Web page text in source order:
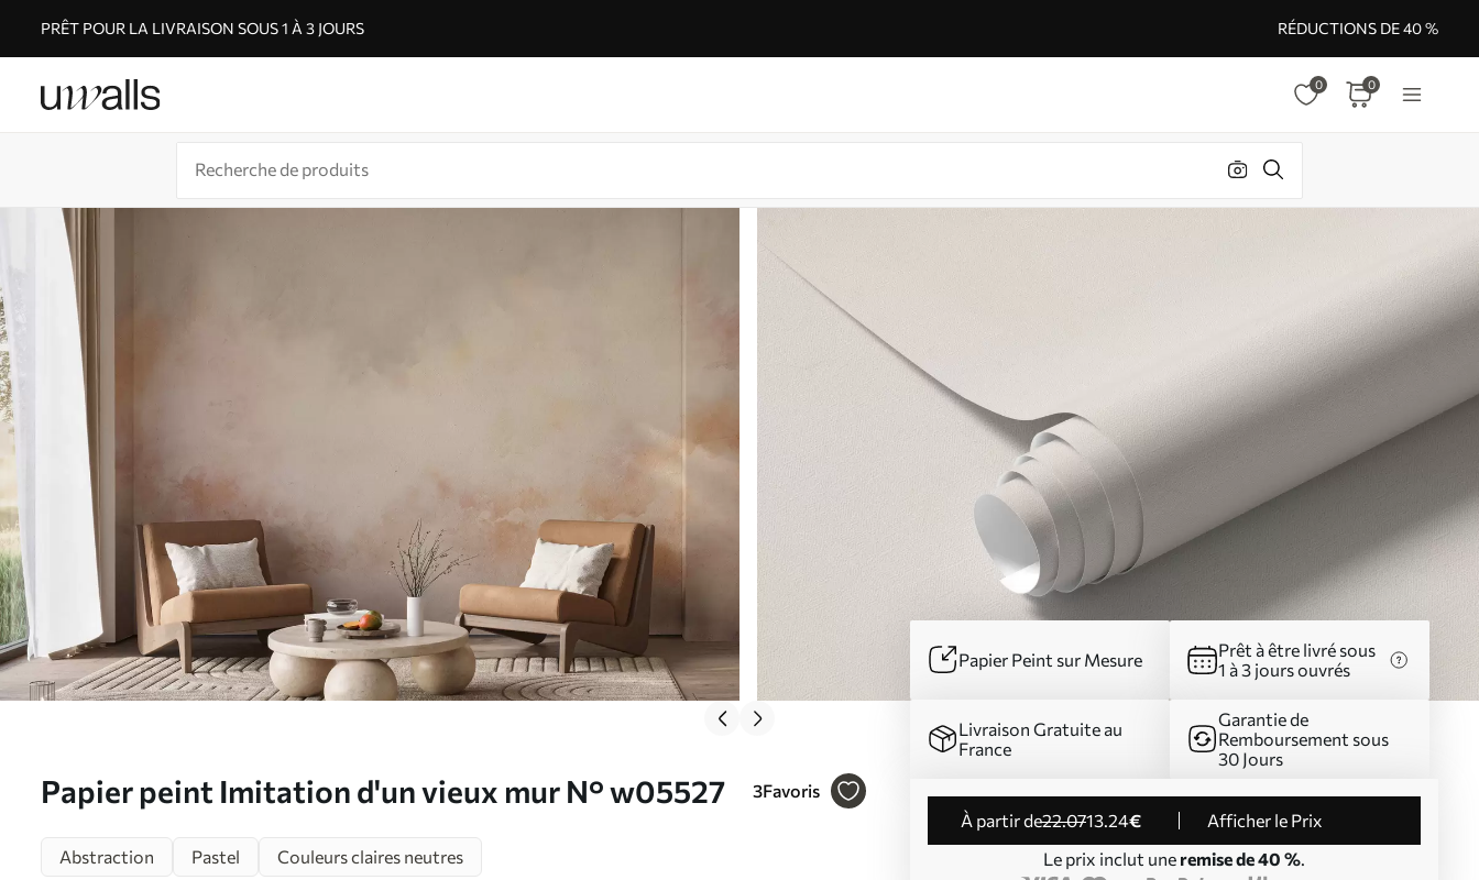
PRÊT POUR LA LIVRAISON SOUS 1 À 3 JOURS RÉDUCTIONS DE 40 %
0 0
Papier peint Imitation d'un vieux mur N° w05527 3Favoris
Papier Peint sur Mesure
Prêt à être livré sous
1 à 3 jours ouvrés
Livraison Gratuite au
France
Garantie de
Remboursement sous
30 Jours
à partir de22.0713.24€
Afficher le Prix
Le prix inclut une remise de 40 %.
Abstraction Pastel Couleurs claires neutres